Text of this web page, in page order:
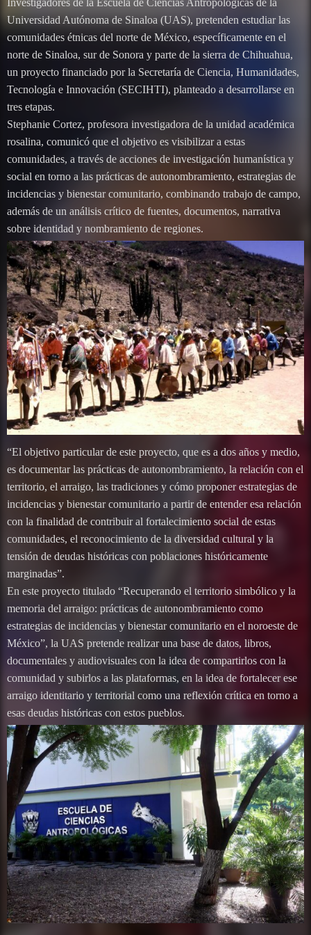
Investigadores de la Escuela de Ciencias Antropológicas de la
Universidad Autónoma de Sinaloa (UAS), pretenden estudiar las
comunidades étnicas del norte de México, específicamente en el
norte de Sinaloa, sur de Sonora y parte de la sierra de Chihuahua,
un proyecto financiado por la Secretaría de Ciencia, Humanidades,
Tecnología e Innovación (SECIHTI), planteado a desarrollarse en
tres etapas.
Stephanie Cortez, profesora investigadora de la unidad académica
rosalina, comunicó que el objetivo es visibilizar a estas
comunidades, a través de acciones de investigación humanística y
social en torno a las prácticas de autonombramiento, estrategias de
incidencias y bienestar comunitario, combinando trabajo de campo,
además de un análisis crítico de fuentes, documentos, narrativa
sobre identidad y nombramiento de regiones.
“El objetivo particular de este proyecto, que es a dos años y medio,
es documentar las prácticas de autonombramiento, la relación con el
territorio, el arraigo, las tradiciones y cómo proponer estrategias de
incidencias y bienestar comunitario a partir de entender esa relación
con la finalidad de contribuir al fortalecimiento social de estas
comunidades, el reconocimiento de la diversidad cultural y la
tensión de deudas históricas con poblaciones históricamente
marginadas”.
En este proyecto titulado “Recuperando el territorio simbólico y la
memoria del arraigo: prácticas de autonombramiento como
estrategias de incidencias y bienestar comunitario en el noroeste de
México”, la UAS pretende realizar una base de datos, libros,
documentales y audiovisuales con la idea de compartirlos con la
comunidad y subirlos a las plataformas, en la idea de fortalecer ese
arraigo identitario y territorial como una reflexión crítica en torno a
esas deudas históricas con estos pueblos.